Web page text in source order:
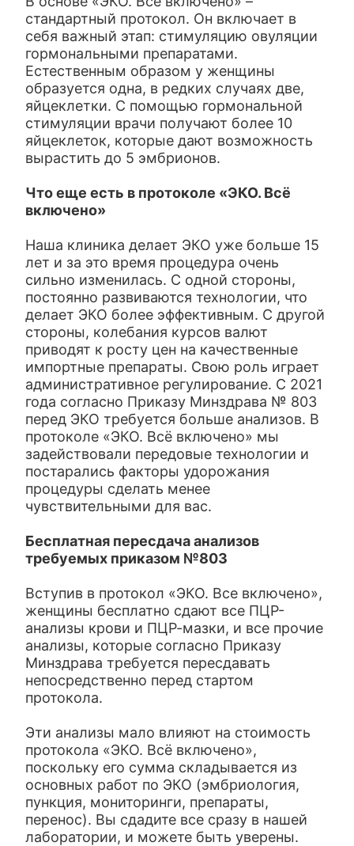
стандартный протокол. Он включает в
себя важный этап: стимуляцию овуляции
гормональными препаратами.
Естественным образом у женщины
образуется одна, в редких случаях две,
яйцеклетки. С помощью гормональной
стимуляции врачи получают более 10
яйцеклеток, которые дают возможность
вырастить до 5 эмбрионов.
Что еще есть в протоколе «ЭКО. Всё
включено»
Наша клиника делает ЭКО уже больше 15
лет и за это время процедура очень
сильно изменилась. С одной стороны,
постоянно развиваются технологии, что
делает ЭКО более эффективным. С другой
стороны, колебания курсов валют
приводят к росту цен на качественные
импортные препараты. Свою роль играет
административное регулирование. С 2021
года согласно Приказу Минздрава № 803
перед ЭКО требуется больше анализов. В
протоколе «ЭКО. Всё включено» мы
задействовали передовые технологии и
постарались факторы удорожания
процедуры сделать менее
чувствительными для вас.
Бесплатная пересдача анализов
требуемых приказом №803
Вступив в протокол «ЭКО. Все включено»,
женщины бесплатно сдают все ПЦР-
анализы крови и ПЦР-мазки, и все прочие
анализы, которые согласно Приказу
Минздрава требуется пересдавать
непосредственно перед стартом
протокола.
Эти анализы мало влияют на стоимость
протокола «ЭКО. Всё включено»,
поскольку его сумма складывается из
основных работ по ЭКО (эмбриология,
пункция, мониторинги, препараты,
перенос). Вы сдадите все сразу в нашей
лаборатории, и можете быть уверены.